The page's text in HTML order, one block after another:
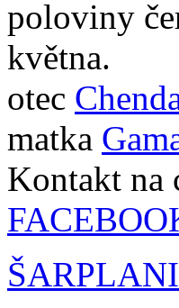
poloviny
května.
otec
matka
Kontakt na